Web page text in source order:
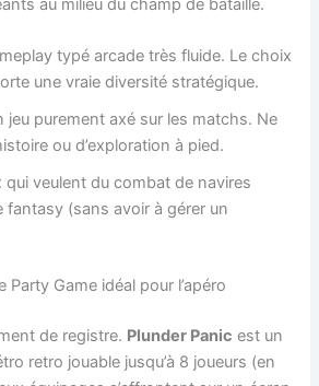
au milieu du champ de bataille.
typé arcade très fluide. Le choix
une vraie diversité stratégique.
jeu purement axé sur les matchs. Ne
ou d’exploration à pied.
qui veulent du combat de navires
fantasy (sans avoir à gérer un
Party Game idéal pour l’apéro
de registre. Plunder Panic est un
retro jouable jusqu’à 8 joueurs (en